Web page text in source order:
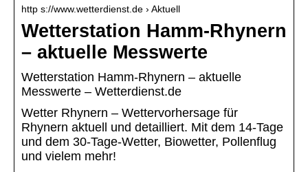
http s://www.wetterdienst.de › Aktuell
Wetterstation Hamm-Rhynern
– aktuelle Messwerte
Wetterstation Hamm-Rhynern – aktuelle
Messwerte – Wetterdienst.de
Wetter Rhynern – Wettervorhersage für
Rhynern aktuell und detailliert. Mit dem 14-Tage
und dem 30-Tage-Wetter, Biowetter, Pollenflug
und vielem mehr!